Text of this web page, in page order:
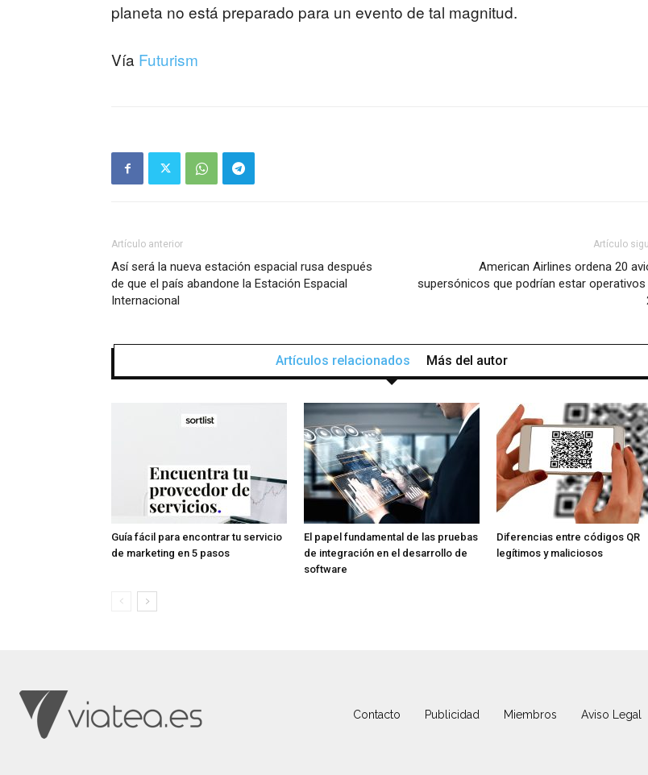
planeta no está preparado para un evento de tal magnitud.
Vía Futurism
Artículo anterior
Así será la nueva estación espacial rusa después
de que el país abandone la Estación Espacial
Internacional
Artículo
American Airlines ordena 20
supersónicos que podrían estar operativos
Artículos relacionados Más del autor
Guía fácil para encontrar tu servicio
de marketing en 5 pasos
El papel fundamental de las pruebas
de integración en el desarrollo de
software
Diferencias entre códigos QR
legítimos y maliciosos
Contacto Publicidad Miembros Aviso Legal